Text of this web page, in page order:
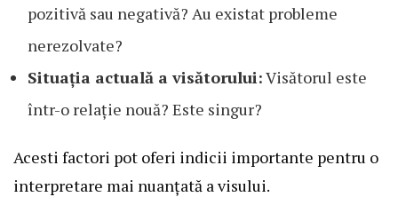
pozitivă sau negativă? Au existat probleme
nerezolvate?
Situația actuală a visătorului:Visătorul este
într-o relație nouă? Este singur?
Acesti factori pot oferi indicii importante pentru o
interpretare mai nuanțată a visului.